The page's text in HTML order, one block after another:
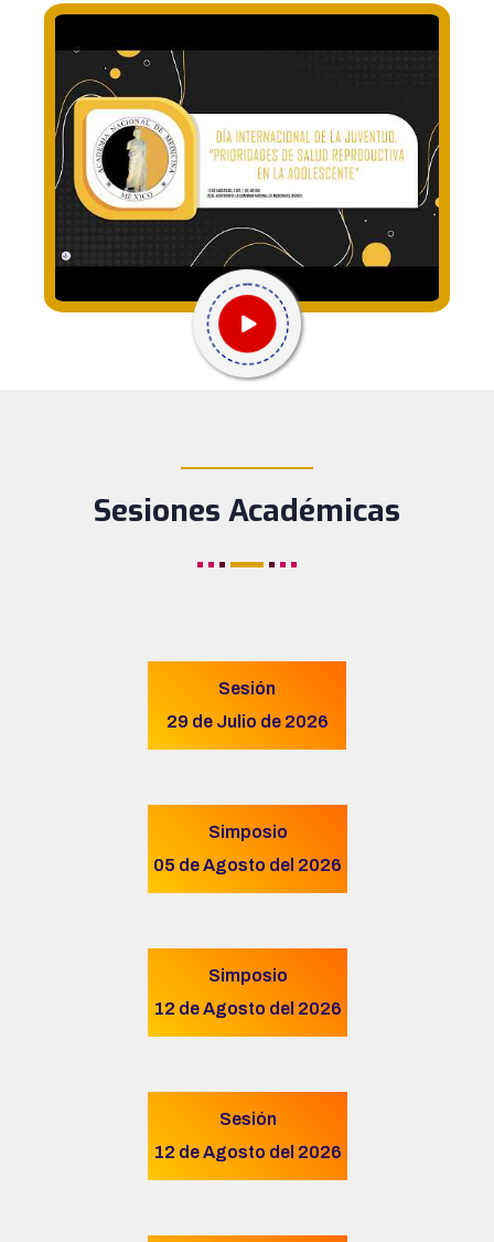
Sesiones Académicas
Sesión
29 de Julio de 2026
Simposio
05 de Agosto del 2026
Simposio
12 de Agosto del 2026
Sesión
12 de Agosto del 2026